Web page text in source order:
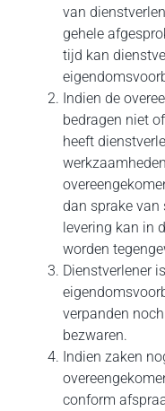
van
gehele
tijd kan
Indien de
bedragen niet
heeft
dan sprake van
levering kan in
worden
Dienstverlener
verpanden
bezwaren.
Indien zaken
conform